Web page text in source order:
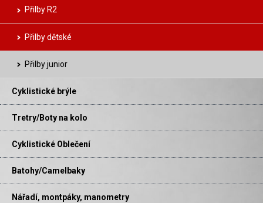
Přilby R2
Přilby dětské
Přilby junior
Cyklistické brýle
Tretry/Boty na kolo
Cyklistické Oblečení
Batohy/Camelbaky
Nářadí, montpáky, manometry